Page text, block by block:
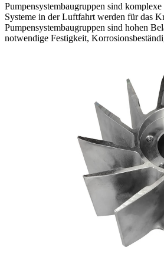
Pumpensystembaugruppen sind
Systeme in der Luftfahrt werden für das
Pumpensystembaugruppen sind hohen
notwendige Festigkeit,